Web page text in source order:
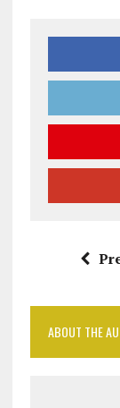
ABOUT THE